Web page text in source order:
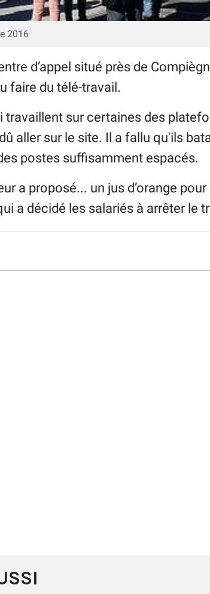
2016
d’appel situé près de
faire du télé-travail.
travaillent sur certaines des
aller sur le site. Il a fallu qu'ils
postes suffisamment espacés.
a proposé... un jus d’orange pour
a décidé les salariés à arrêter le